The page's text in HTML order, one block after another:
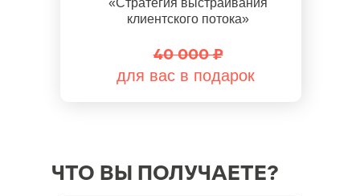
40 000 ₽
«Стратегия выстраивания
клиентского потока»
для вас в подарок
ЧТО ВЫ ПОЛУЧАЕТЕ?